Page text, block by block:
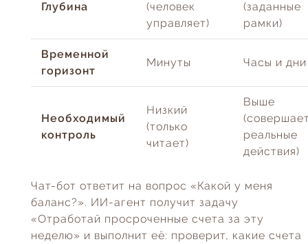
Глубина
(человек
управляет)
(заданные
рамки)
Временной
горизонт
Минуты Часы и дни
Необходимый
контроль
Низкий
(только
читает)
Выше
реальные
действия)
Чат-бот ответит на вопрос «Какой у меня
баланс?». ИИ-агент получит задачу
«Отработай просроченные счета за эту
неделю» и выполнит её: проверит, какие счета